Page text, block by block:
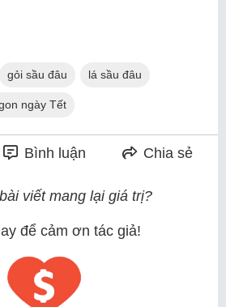
gỏi sầu đâu lá sầu đâu
ngày Tết
Bình luận Chia sẻ
viết mang lại giá trị?
để cảm ơn tác giả!